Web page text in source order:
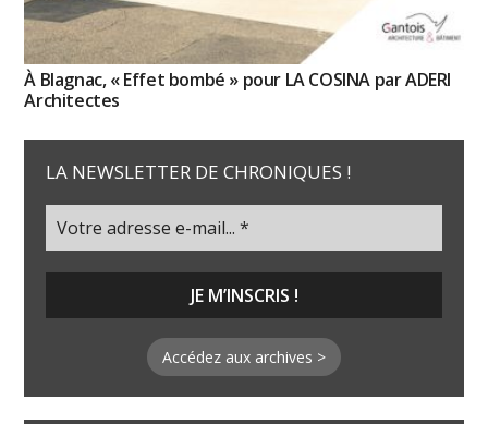
À Blagnac, « Effet bombé » pour LA COSINA par ADERI
Architectes
LA NEWSLETTER DE CHRONIQUES !
Accédez aux archives >